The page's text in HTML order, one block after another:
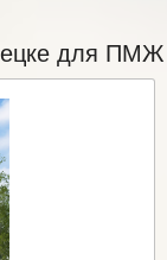
для ПМЖ